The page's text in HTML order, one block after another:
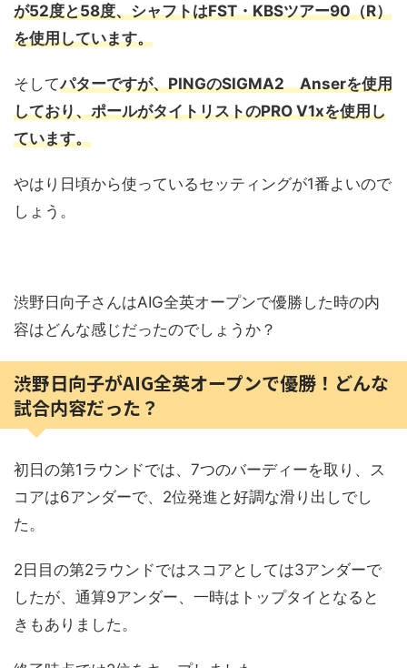
が52度と58度、シャフトはFST・KBSツアー90（R）
を使用しています。
そしてパターですが、PINGのSIGMA2 Anserを使用
しており、ポールがタイトリストのPRO V1xを使用し
ています。
やはり日頃から使っているセッティングが1番よいので
しょう。
渋野日向子さんはAIG全英オープンで優勝した時の内
容はどんな感じだったのでしょうか？
渋野日向子がAIG全英オープンで優勝！どんな
試合内容だった？
初日の第1ラウンドでは、7つのバーディーを取り、ス
コアは6アンダーで、2位発進と好調な滑り出しでし
た。
2日目の第2ラウンドではスコアとしては3アンダーで
したが、通算9アンダー、一時はトップタイとなると
きもありました。